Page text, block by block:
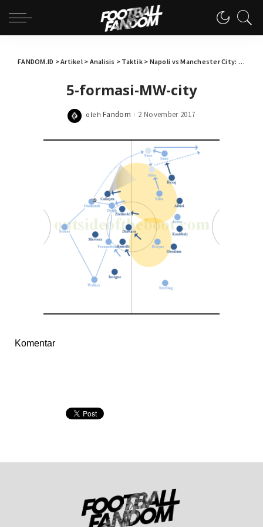
FANDOM.ID >Artikel> Analisis > Taktik> Napoli vs Manchester City: Mengintip Model Permainan Napoli dan City
5-formasi-MW-city
Posted
oleh Fandom 2 November 2017
Komentar